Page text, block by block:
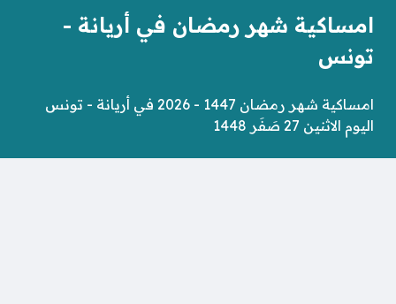
امساكية شهر رمضان في أريانة -
تونس
امساكية شهر رمضان 1447 - 2026 في أريانة - تونس
اليوم الاثنين 27 صَفَر 1448